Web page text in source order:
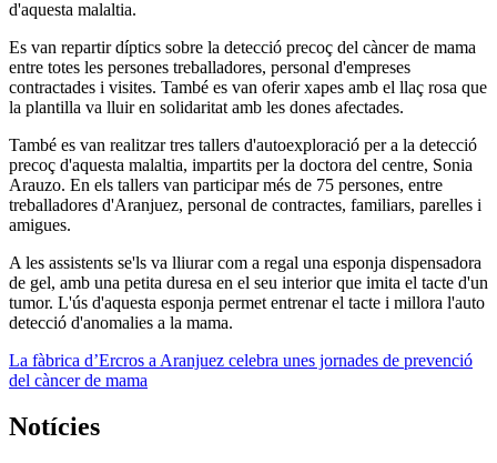
d'aquesta malaltia.
Es van repartir díptics sobre la detecció precoç del càncer de mama
entre totes les persones treballadores, personal d'empreses
contractades i visites. També es van oferir xapes amb el llaç rosa que
la plantilla va lluir en solidaritat amb les dones afectades.
També es van realitzar tres tallers d'autoexploració per a la detecció
precoç d'aquesta malaltia, impartits per la doctora del centre, Sonia
Arauzo. En els tallers van participar més de 75 persones, entre
treballadores d'Aranjuez, personal de contractes, familiars, parelles i
amigues.
A les assistents se'ls va lliurar com a regal una esponja dispensadora
de gel, amb una petita duresa en el seu interior que imita el tacte d'un
tumor. L'ús d'aquesta esponja permet entrenar el tacte i millora l'auto
detecció d'anomalies a la mama.
La fàbrica d’Ercros a Aranjuez celebra unes jornades de prevenció
del càncer de mama
Notícies